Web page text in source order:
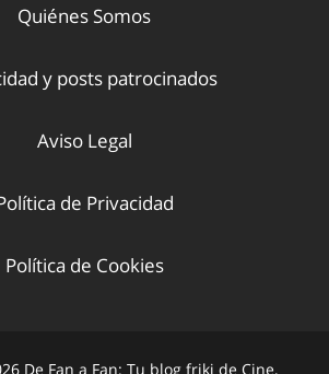
Quiénes Somos
y posts patrocinados
Aviso Legal
de Privacidad
Política de Cookies
De Fan a Fan: Tu blog friki de Cine,